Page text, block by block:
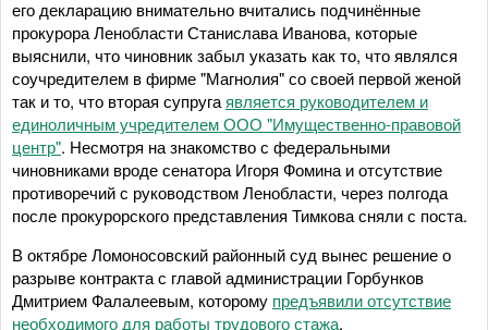
его декларацию внимательно вчитались подчинённые
прокурора Ленобласти Станислава Иванова, которые
выяснили, что чиновник забыл указать как то, что являлся
соучредителем в фирме "Магнолия" со своей первой женой
так и то, что вторая супругаявляется руководителем и
единоличным учредителем ООО "Имущественно-правовой
центр". Несмотря на знакомство с федеральными
чиновниками вроде сенатора Игоря Фомина и отсутствие
противоречий с руководством Ленобласти, через полгода
после прокурорского представления Тимкова сняли с поста.
В октябре Ломоносовский районный суд вынес решение о
разрыве контракта с главой администрации Горбунков
Дмитрием Фалалеевым, которому предъявили отсутствие
необходимого для работы трудового стажа.